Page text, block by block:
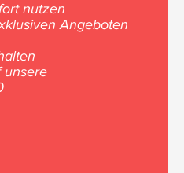
nutzen
Angeboten
unsere